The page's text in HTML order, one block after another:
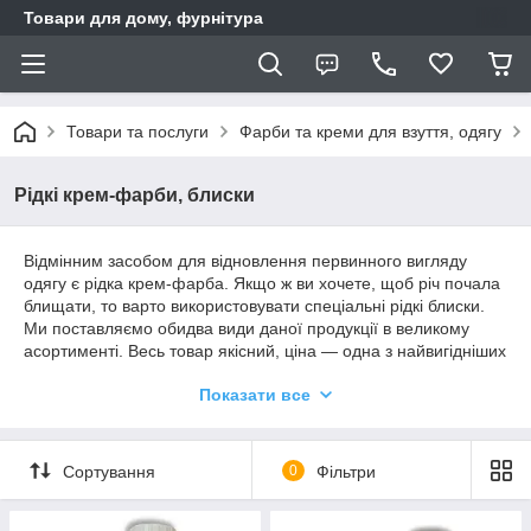
Товари для дому, фурнітура
Товари та послуги Фарби та креми для взуття, одягу
Рідкі крем-фарби, блиски
Відмінним засобом для відновлення первинного вигляду
одягу є рідка крем-фарба. Якщо ж ви хочете, щоб річ почала
блищати, то варто використовувати спеціальні рідкі блиски.
Ми поставляємо обидва види даної продукції в великому
асортименті. Весь товар якісний, ціна — одна з найвигідніших
Кольорові та безбарвні крем-фарби
Показати все
Сортування 0 Фільтри